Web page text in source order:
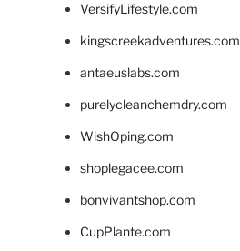
VersifyLifestyle.com
kingscreekadventures.com
antaeuslabs.com
purelycleanchemdry.com
WishOping.com
shoplegacee.com
bonvivantshop.com
CupPlante.com